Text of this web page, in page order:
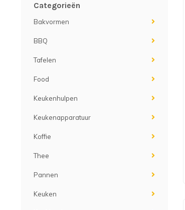
Categorieën
Bakvormen
BBQ
Tafelen
Food
Keukenhulpen
Keukenapparatuur
Koffie
Thee
Pannen
Keuken